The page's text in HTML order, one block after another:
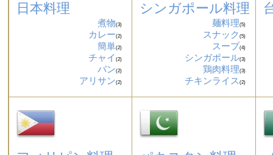
日本料理
煮物(3)
カレー(2)
簡単(2)
チャイ(2)
パン(2)
アリサン(2)
シンガポール料理
麺料理(5)
スナック (5)
スープ(4)
シンガポール(3)
鶏肉料理(3)
チキンライス (2)